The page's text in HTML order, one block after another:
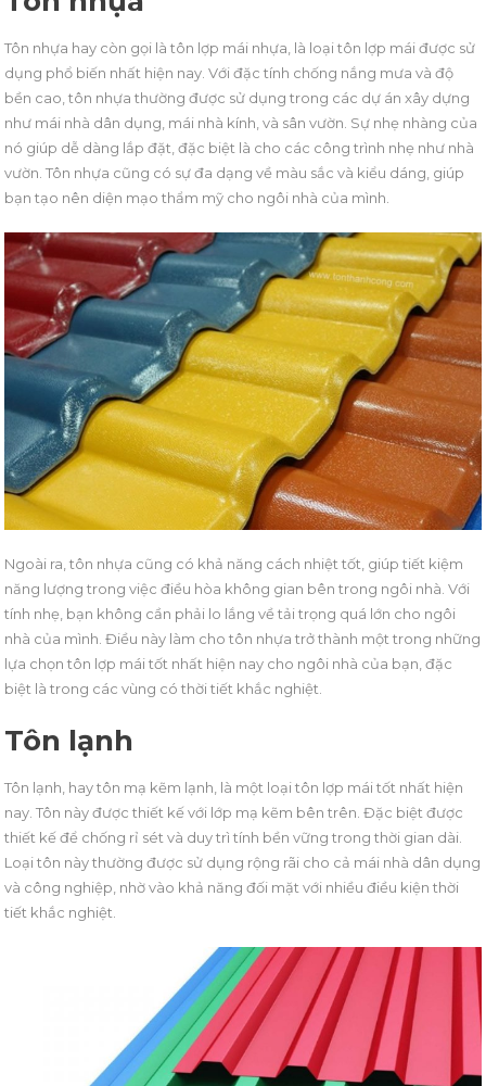
Tôn nhựa hay còn gọi là tôn lợp mái nhựa, là loại tôn lợp mái được sử
dụng phổ biến nhất hiện nay. Với đặc tính chống nắng mưa và độ
bền cao, tôn nhựa thường được sử dụng trong các dự án xây dựng
như mái nhà dân dụng, mái nhà kính, và sân vườn. Sự nhẹ nhàng của
nó giúp dễ dàng lắp đặt, đặc biệt là cho các công trình nhẹ như nhà
vườn. Tôn nhựa cũng có sự đa dạng về màu sắc và kiểu dáng, giúp
bạn tạo nên diện mạo thẩm mỹ cho ngôi nhà của mình.
Ngoài ra, tôn nhựa cũng có khả năng cách nhiệt tốt, giúp tiết kiệm
năng lượng trong việc điều hòa không gian bên trong ngôi nhà. Với
tính nhẹ, bạn không cần phải lo lắng về tải trọng quá lớn cho ngôi
nhà của mình. Điều này làm cho tôn nhựa trở thành một trong những
lựa chọn tôn lợp mái tốt nhất hiện nay cho ngôi nhà của bạn, đặc
biệt là trong các vùng có thời tiết khắc nghiệt.
Tôn lạnh
Tôn lạnh, hay tôn mạ kẽm lạnh, là một loại tôn lợp mái tốt nhất hiện
nay. Tôn này được thiết kế với lớp mạ kẽm bên trên. Đặc biệt được
thiết kế để chống rỉ sét và duy trì tính bền vững trong thời gian dài.
Loại tôn này thường được sử dụng rộng rãi cho cả mái nhà dân dụng
và công nghiệp, nhờ vào khả năng đối mặt với nhiều điều kiện thời
tiết khắc nghiệt.